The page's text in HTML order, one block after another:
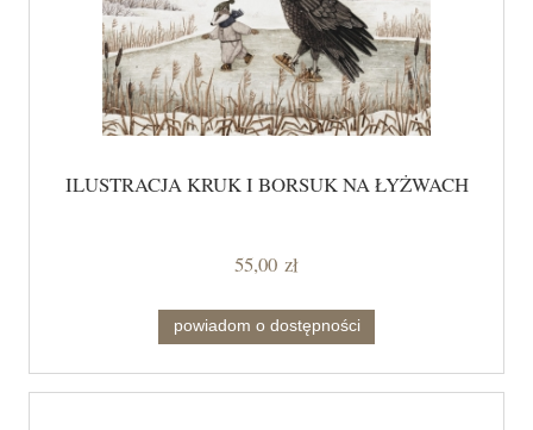
ILUSTRACJA KRUK I BORSUK NA ŁYŻWACH
55,00 zł
powiadom o dostępności